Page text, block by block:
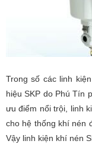
Trong số các linh
hiệu SKP do Phú Tín
ưu điểm nổi trội, linh
cho hệ thống khí nén
Vậy linh kiện khí nén